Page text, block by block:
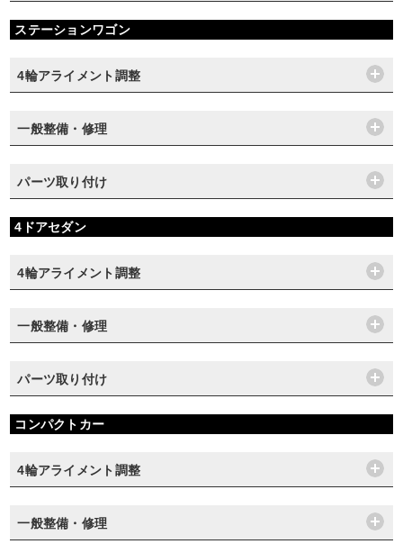
ステーションワゴン
4輪アライメント調整
一般整備・修理
パーツ取り付け
4ドアセダン
4輪アライメント調整
一般整備・修理
パーツ取り付け
コンパクトカー
4輪アライメント調整
一般整備・修理